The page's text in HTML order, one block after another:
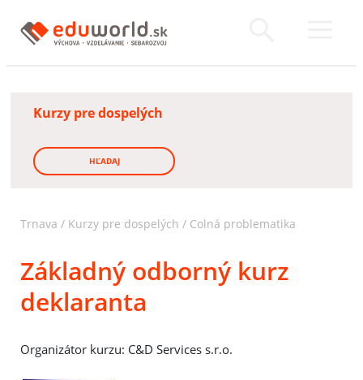
Kurzy pre dospelých
HĽADAJ
Trnava / Kurzy pre dospelých / Colná problematika
Základný odborný kurz
deklaranta
Organizátor kurzu: C&D Services s.r.o.